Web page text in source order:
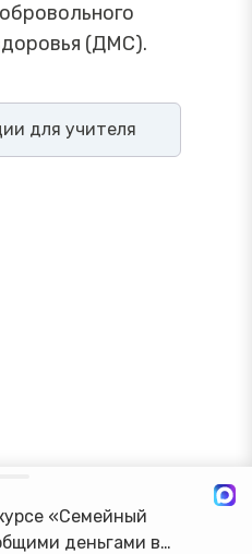
(ДМС).
для учителя
«Семейный
деньгами в